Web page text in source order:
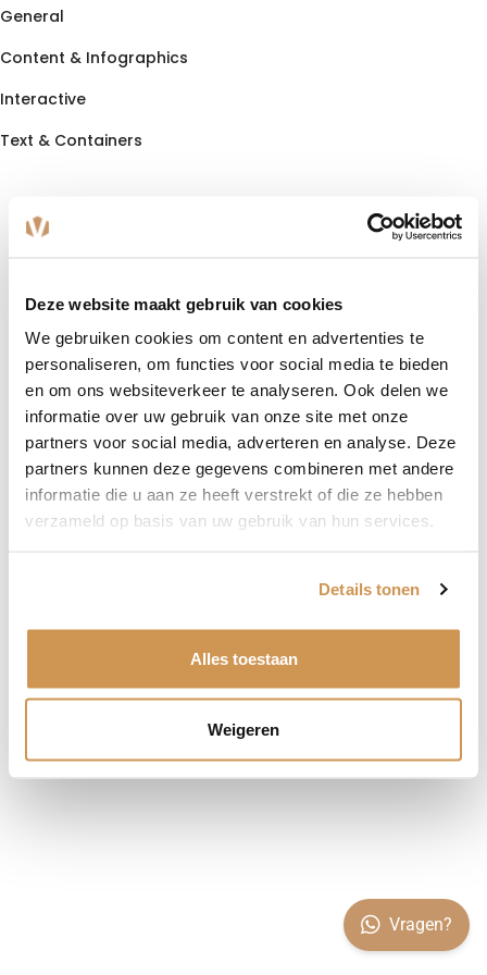
Deze website maakt gebruik van cookies
We gebruiken cookies om content en advertenties te
personaliseren, om functies voor social media te bieden
en om ons websiteverkeer te analyseren. Ook delen we
informatie over uw gebruik van onze site met onze
partners voor social media, adverteren en analyse. Deze
partners kunnen deze gegevens combineren met andere
informatie die u aan ze heeft verstrekt of die ze hebben
verzameld op basis van uw gebruik van hun services.
Details tonen
Alles toestaan
Weigeren
General
Content & Infographics
Interactive
Text & Containers
Vragen?